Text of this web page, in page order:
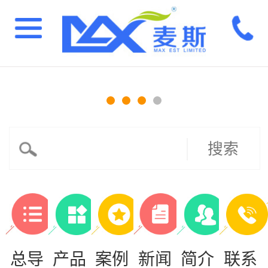
搜索
总导 产品 案例 新闻 简介 联系